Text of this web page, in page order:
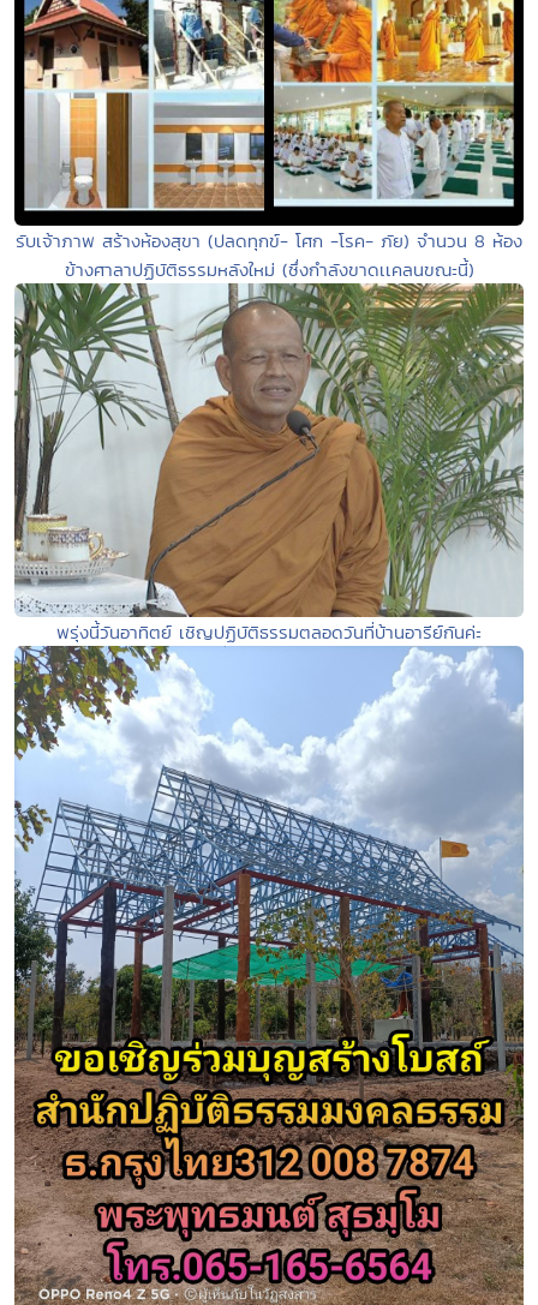
รับเจ้าภาพ สร้างห้องสุขา (ปลดทุกข์- โศก -โรค- ภัย) จำนวน 8 ห้อง
ข้างศาลาปฏิบัติธรรมหลังใหม่ (ซึ่งกำลังขาดเเคลนขณะนี้)
พรุ่งนี้วันอาทิตย์ เชิญปฏิบัติธรรมตลอดวันที่บ้านอารีย์กันค่ะ